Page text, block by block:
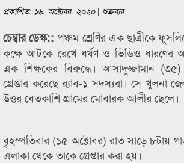
প্রকাশিত: ১৬. অক্টোবর. ২০২০ | শুক্রবার
চেম্বার ডেস্ক::পঞ্চম শ্রেণির এক ছাত্রীকে
কক্ষে আটকে রেখে ধর্ষণ ও ভিডিও ধারণের
এক শিক্ষকের বিরুদ্ধে। আসাদুজ্জামান
গ্রেপ্তার করেছে র‌্যাব-১ সদস্যরা। সে খুলনা
উত্তর বেতকাশি গ্রামের মোবারক আলীর ছেলে।
বৃহস্পতিবার (১৫ অক্টোবর) রাত সাড়ে ৮টায়
এলাকা থেকে তাকে গ্রেপ্তার করা হয়।